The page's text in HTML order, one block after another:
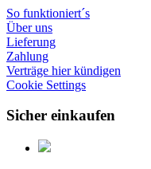
So funktioniert´s
Über uns
Lieferung
Zahlung
Verträge hier kündigen
Cookie Settings
Sicher einkaufen